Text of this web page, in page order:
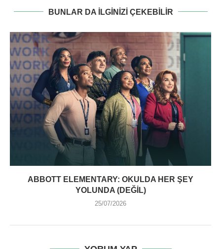
BUNLAR DA ILGINIZI ÇEKEBILIR
ABBOTT ELEMENTARY: OKULDA HER ŞEY
YOLUNDA (DEĞIL)
25/07/2026